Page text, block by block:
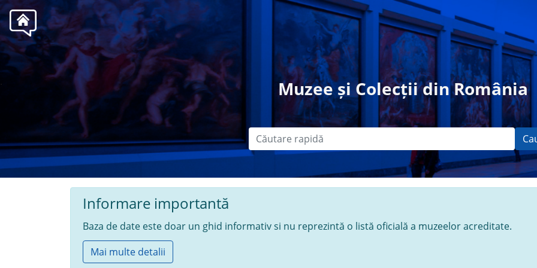
Muzee și Colecții din România
Informare importantă
Baza de date este doar un ghid informativ si nu reprezintă o listă oficială a muzeelor acreditate.
Mai multe detalii